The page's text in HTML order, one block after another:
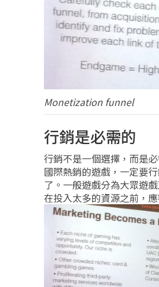
Monetization funnel
行銷是必需的
行銷不是一個選擇，而是
國際熱銷的遊戲，一定要
了。一般遊戲分為大眾遊戲
在投入太多的資源之前，